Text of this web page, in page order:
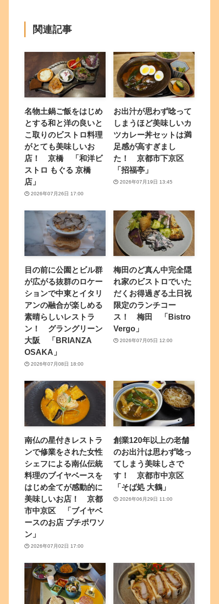
関連記事
名物土鍋ご飯をはじめ
とする和と洋の良いと
こ取りのビストロ料理
がとても美味しいお
店！ 京橋 「和洋ビ
ストロ もぐる 京橋
店」
2026年07月26日 17:00
お出汁が思わず唸って
しまうほど美味しいカ
ツカレー丼セットは満
足感が高すぎまし
た！ 京都市下京区
「招福亭」
2026年07月19日 13:45
目の前に公園とビル群
が広がる抜群のロケー
ションで中東とイタリ
アンの融合が楽しめる
素晴らしいレストラ
ン！ グラングリーン
大阪 「BRIANZA
OSAKA」
2026年07月08日 18:00
梅田のど真ん中完全隠
れ家のビストロでいた
だくお得過ぎる土日祝
限定のランチコー
ス！ 梅田 「Bistro
Vergo」
2026年07月05日 12:00
南仏の星付きレストラ
ンで修業をされた女性
シェフによる南仏伝統
料理のブイヤベースを
はじめ全てが感動的に
美味しいお店！ 京都
市中京区 「ブイヤベ
ースのお店 プチポワソ
ン」
2026年07月02日 17:00
創業120年以上の老舗
のお出汁は思わず唸っ
てしまう美味しさで
す！ 京都市中京区
「そば処 大鶴」
2026年06月29日 11:00